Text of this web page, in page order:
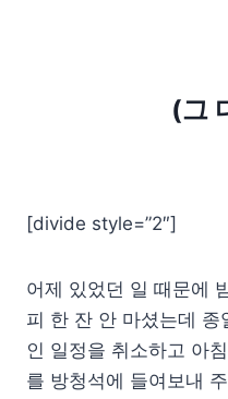
(그
[divide style=”2″]
어제 있었던 일 때문에
피 한 잔 안 마셨는데 종
인 일정을 취소하고 아
를 방청석에 들여보내